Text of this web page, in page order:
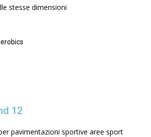
stesse dimensioni
12
pavimentazioni sportive aree sport